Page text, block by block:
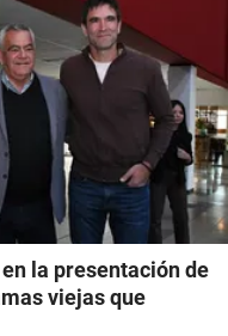
la presentación de
viejas que